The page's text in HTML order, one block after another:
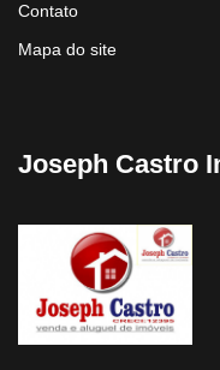
Contato
Mapa do site
Joseph Castro